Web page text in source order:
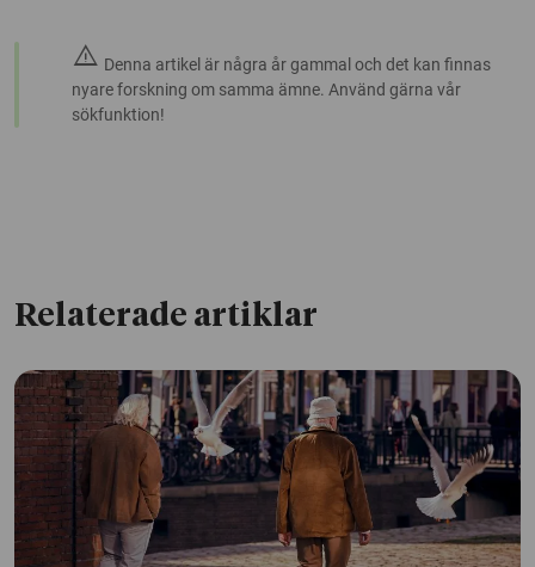
warning Denna artikel är några år gammal och det kan finnas
nyare forskning om samma ämne. Använd gärna vår
sökfunktion!
Relaterade artiklar